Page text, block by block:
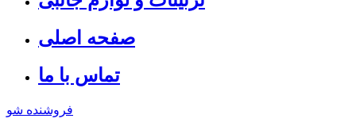
صفحه اصلی
تماس با ما
فروشنده شو